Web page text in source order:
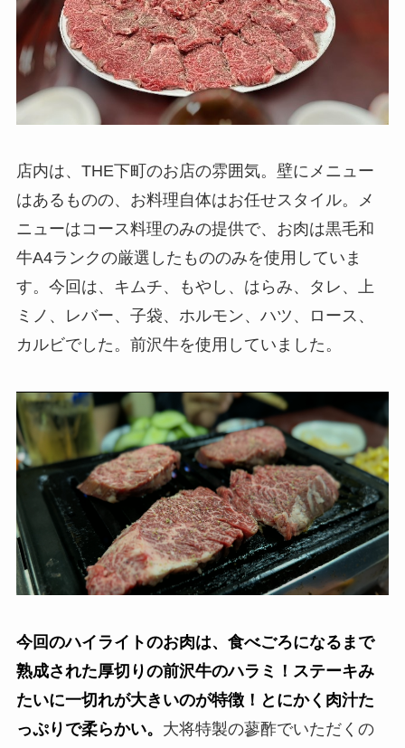
店内は、THE下町のお店の雰囲気。壁にメニュー
はあるものの、お料理自体はお任せスタイル。メ
ニューはコース料理のみの提供で、お肉は黒毛和
牛A4ランクの厳選したもののみを使用していま
す。今回は、キムチ、もやし、はらみ、タレ、上
ミノ、レバー、子袋、ホルモン、ハツ、ロース、
カルビでした。前沢牛を使用していました。
今回のハイライトのお肉は、食べごろになるまで
熟成された厚切りの前沢牛のハラミ！ステーキみ
たいに一切れが大きいのが特徴！とにかく肉汁た
っぷりで柔らかい。 大将特製の蓼酢でいただくの